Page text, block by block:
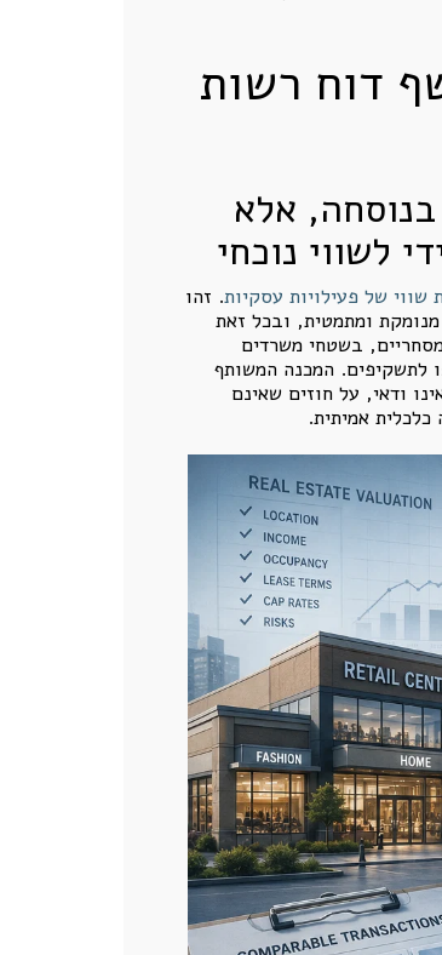
דוח רשות
אלא
לשווי נוכחי
. זהו
ומתמטית, ובכל זאת
בשטחי משרדים
לתשקיפים. המכנה המשותף
ודאי, על חוזים שאינם
אמיתית.